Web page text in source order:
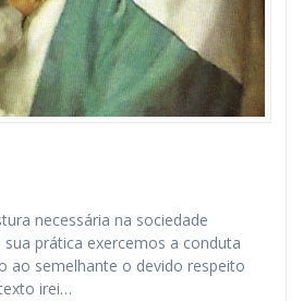
necessária na sociedade
prática exercemos a conduta
ao semelhante o devido respeito
irei…